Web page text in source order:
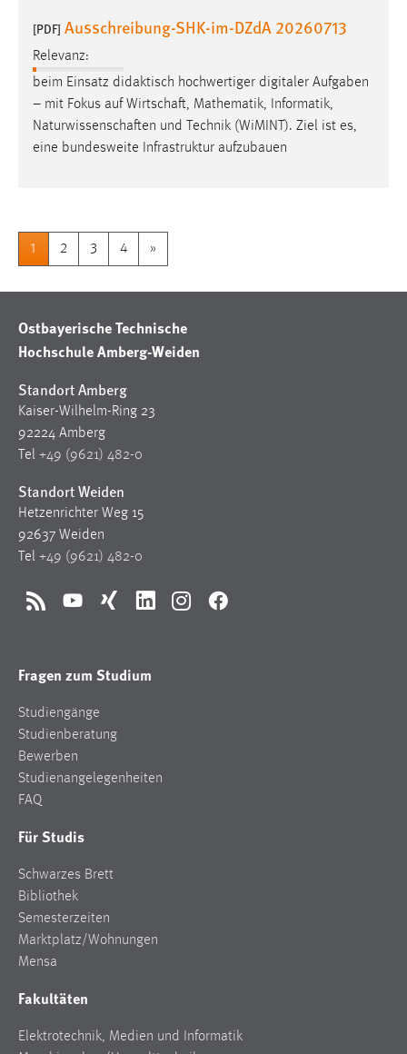
[PDF] Ausschreibung-SHK-im-DZdA 20260713
Relevanz:
beim Einsatz didaktisch hochwertiger digitaler Aufgaben
– mit Fokus aufWirtschaft, Mathematik, Informatik,
Naturwissenschaften und Technik (WiMINT). Ziel ist es,
eine bundesweite Infrastruktur aufzubauen
1 2 3 4 »
Ostbayerische Technische
Hochschule Amberg-Weiden
Standort Amberg
Kaiser-Wilhelm-Ring 23
92224 Amberg
Tel +49 (9621) 482-0
Standort Weiden
Hetzenrichter Weg 15
92637 Weiden
Tel +49 (9621) 482-0
RSS YouTubeXing LinkedInInstagramFacebook
Fragen zum Studium
Studiengänge
Studienberatung
Bewerben
Studienangelegenheiten
FAQ
Für Studis
Schwarzes Brett
Bibliothek
Semesterzeiten
Marktplatz/Wohnungen
Mensa
Fakultäten
Elektrotechnik, Medien und Informatik